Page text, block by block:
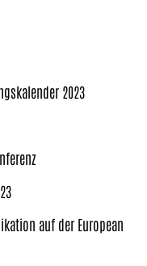
2023
auf der European